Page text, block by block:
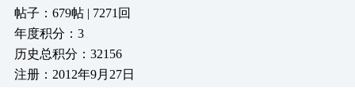
帖子：679帖 | 7271回
年度积分：3
历史总积分：32156
注册：2012年9月27日